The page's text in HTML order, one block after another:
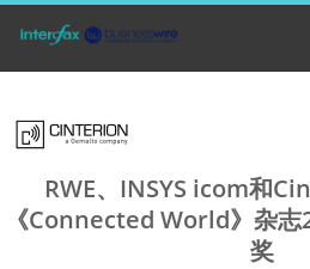
RWE、INSYS icom和
《Connected World》杂
奖